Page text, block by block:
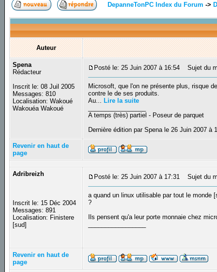
DepanneTonPC Index du Forum ->
Auteur
Spena
Rédacteur
Inscrit le: 08 Juil 2005
Messages: 810
Localisation: Wakoué
Wakouéa Wakoué
Posté le: 25 Juin 2007 à 16:54 Sujet du
Microsoft, que l'on ne présente plus, risque
contre le de ses produits.
Au... Lire la suite
A temps (très) partiel - Poseur de parquet
Dernière édition par Spena le 26 Juin 2007
Revenir en haut de
page
Adribreizh
Inscrit le: 15 Déc 2004
Messages: 891
Localisation: Finistere
[sud]
Posté le: 25 Juin 2007 à 17:31 Sujet du
a quand un linux utilisable par tout le monde
?
Ils pensent qu'a leur porte monnaie chez
Revenir en haut de
page